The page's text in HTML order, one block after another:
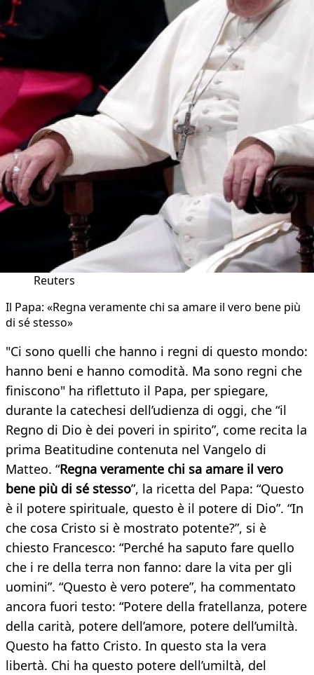
Reuters
Il Papa: «Regna veramente chi sa amare il vero bene più
di sé stesso»
"Ci sono quelli che hanno i regni di questo mondo:
hanno beni e hanno comodità. Ma sono regni che
finiscono" ha riflettuto il Papa, per spiegare,
durante la catechesi dell’udienza di oggi, che “il
Regno di Dio è dei poveri in spirito”, come recita la
prima Beatitudine contenuta nel Vangelo di
Matteo. “Regna veramente chi sa amare il vero
bene più di sé stesso”, la ricetta del Papa: “Questo
è il potere spirituale, questo è il potere di Dio”. “In
che cosa Cristo si è mostrato potente?”, si è
chiesto Francesco: “Perché ha saputo fare quello
che i re della terra non fanno: dare la vita per gli
uomini”. “Questo è vero potere”, ha commentato
ancora fuori testo: “Potere della fratellanza, potere
della carità, potere dell’amore, potere dell’umiltà.
Questo ha fatto Cristo. In questo sta la vera
libertà. Chi ha questo potere dell’umiltà, del